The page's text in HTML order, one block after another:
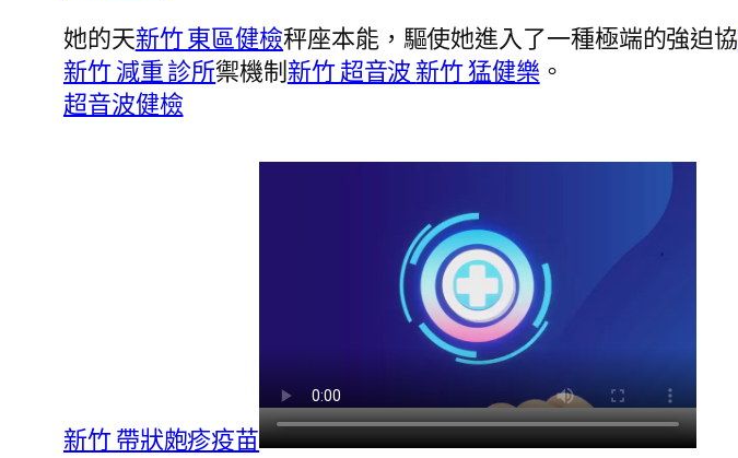
她的天新竹 東區健檢秤座本能，驅使她進入了一種極端的強迫協
新竹 減重 診所禦機制新竹 超音波 新竹 猛健樂 。
超音波健檢
新竹 帶狀皰疹疫苗